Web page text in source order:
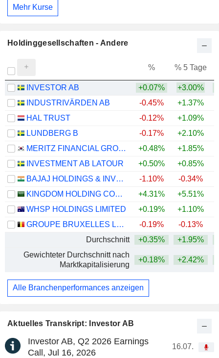
Aktuelles Transkript: Investor AB
Investor AB, Q2 2026 Earnings
Call, Jul 16, 2026
16.07.
Mehr Kurse
Holdinggesellschaften - Andere
% % 5 Tage
INVESTOR AB +0.07% +3.00%
INDUSTRIVÄRDEN AB
-0.45% +1.37%
HAL TRUST
-0.12% +1.09%
LUNDBERG B
-0.17% +2.10%
MERITZ FINANCIAL GROUP INC.
+0.48% +1.85%
INVESTMENT AB LATOUR
+0.50% +0.85%
BAJAJ HOLDINGS & INVESTMENT LIMITED
-1.10% -0.34%
KINGDOM HOLDING COMPANY
+4.31% +5.51%
WHSP HOLDINGS LIMITED
+0.19% +1.10%
GROUPE BRUXELLES LAMBERT SA
-0.19% -0.13%
Durchschnitt
+0.35% +1.95%
Gewichteter Durchschnitt nach
Marktkapitalisierung
+0.18% +2.42%
Alle Branchenperformances anzeigen